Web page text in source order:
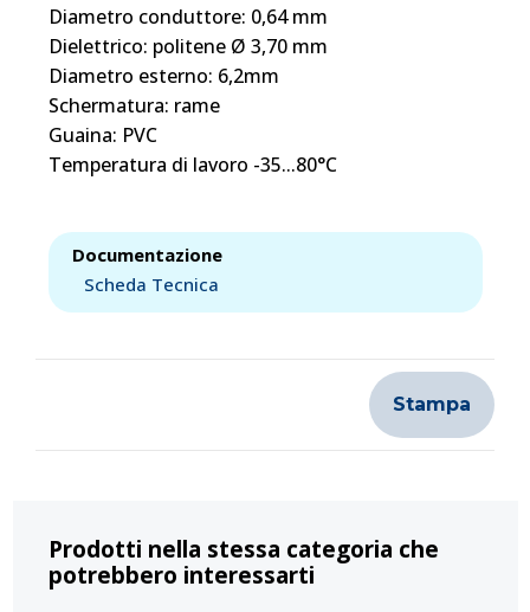
Diametro conduttore: 0,64 mm
Dielettrico: politene Ø 3,70 mm
Diametro esterno: 6,2mm
Schermatura: rame
Guaina: PVC
Temperatura di lavoro -35...80°C
Documentazione
Scheda Tecnica
Stampa
Prodotti nella stessa categoria che
potrebbero interessarti